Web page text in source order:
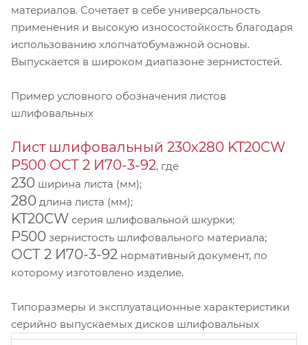
материалов. Сочетает в себе универсальность
применения и высокую износостойкость благодаря
использованию хлопчатобумажной основы.
Выпускается в широком диапазоне зернистостей.
Пример условного обозначения листов
шлифовальных
Лист шлифовальный 230х280 KT20CW
P500 ОСТ 2 И70-3-92, где
230 ширина листа (мм);
280 длина листа (мм);
KT20CW серия шлифовальной шкурки;
P500 зернистость шлифовального материала;
ОСТ 2 И70-3-92 нормативный документ, по
которому изготовлено изделие.
Типоразмеры и эксплуатационные характеристики
серийно выпускаемых дисков шлифовальных